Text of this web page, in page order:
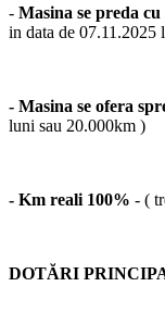
- Masina se preda
in data de
- Masina se ofera
luni sau 20.000km )
- Km reali 100% - (
DOTĂRI